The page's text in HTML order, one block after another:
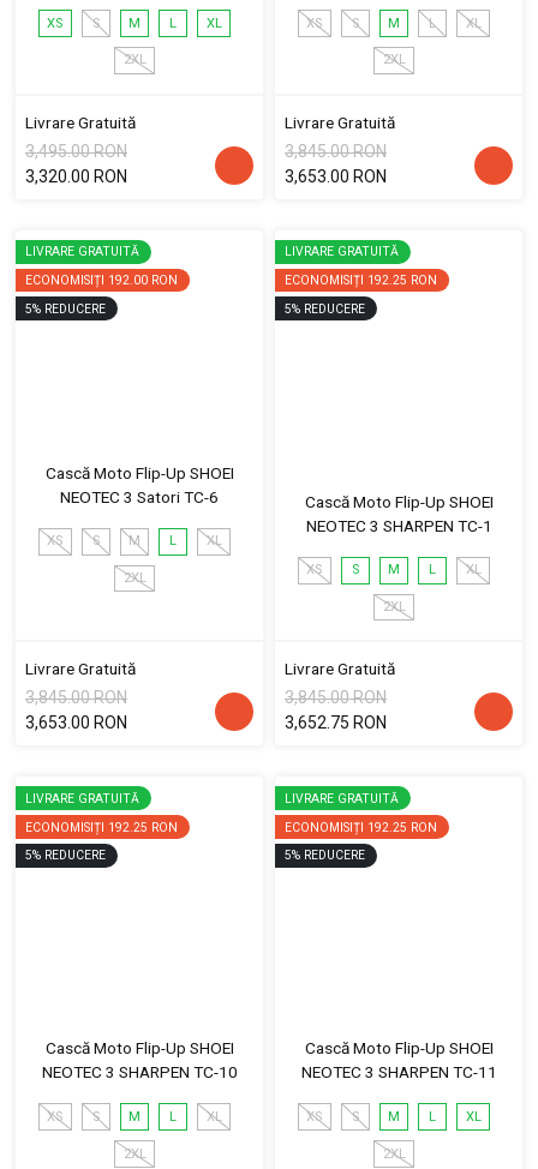
XS S M L XL
2XL
Livrare Gratuită
3,495.00 RON
3,320.00 RON
XS S M L XL
2XL
Livrare Gratuită
3,845.00 RON
3,653.00 RON
LIVRARE GRATUITĂ
ECONOMISIȚI 192.00 RON
5% REDUCERE
Cască Moto Flip-Up SHOEI
NEOTEC 3 Satori TC-6
XS S M L XL
2XL
Livrare Gratuită
3,845.00 RON
3,653.00 RON
LIVRARE GRATUITĂ
ECONOMISIȚI 192.25 RON
5% REDUCERE
Cască Moto Flip-Up SHOEI
NEOTEC 3 SHARPEN TC-1
XS S M L XL
2XL
Livrare Gratuită
3,845.00 RON
3,652.75 RON
LIVRARE GRATUITĂ
ECONOMISIȚI 192.25 RON
5% REDUCERE
Cască Moto Flip-Up SHOEI
NEOTEC 3 SHARPEN TC-10
XS S M L XL
2XL
LIVRARE GRATUITĂ
ECONOMISIȚI 192.25 RON
5% REDUCERE
Cască Moto Flip-Up SHOEI
NEOTEC 3 SHARPEN TC-11
XS S M L XL
2XL